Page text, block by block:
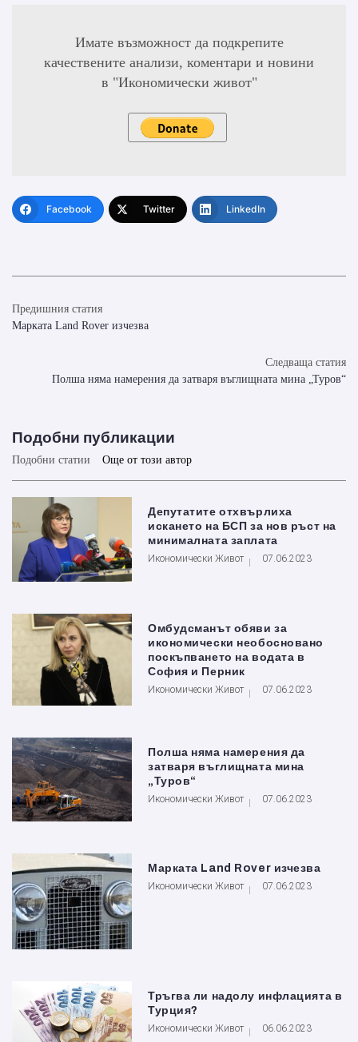
Имате възможност да подкрепите
качествените анализи, коментари и новини
в "Икономически живот"
Facebook Twitter LinkedIn
Предишния статия
Марката Land Rover изчезва
Следваща статия
Полша няма намерения да затваря въглищната мина „Туров“
Подобни публикации
Подобни статии Още от този автор
Депутатите отхвърлиха
искането на БСП за нов ръст на
минималната заплата
Икономически Живот 07.06.2023
Омбудсманът обяви за
икономически необосновано
поскъпването на водата в
София и Перник
Икономически Живот 07.06.2023
Полша няма намерения да
затваря въглищната мина
„Туров“
Икономически Живот 07.06.2023
Марката Land Rover изчезва
Икономически Живот 07.06.2023
Тръгва ли надолу инфлацията в
Турция?
Икономически Живот 06.06.2023